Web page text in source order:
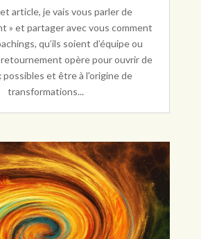
article, je vais vous parler de
» et partager avec vous comment
qu’ils soient d’équipe ou
opère pour ouvrir de
possibles et être à l'origine de
transformations...